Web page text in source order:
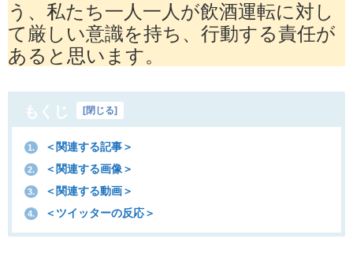
う、私たち一人一人が飲酒運転に対し
て厳しい意識を持ち、行動する責任が
あると思います。
もくじ [閉じる]
1. ＜関連する記事＞
2. ＜関連する画像＞
3. ＜関連する動画＞
4. ＜ツイッターの反応＞